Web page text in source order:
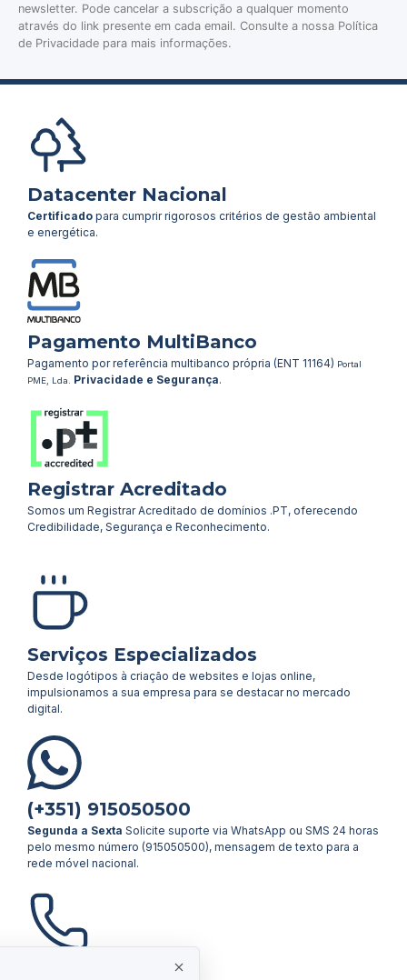
newsletter. Pode cancelar a subscrição a qualquer momento
através do link presente em cada email. Consulte a nossa Política
de Privacidade para mais informações.
Datacenter Nacional
Certificado para cumprir rigorosos critérios de gestão ambiental
e energética.
Pagamento MultiBanco
Pagamento por referência multibanco própria (ENT 11164) Portal
PME, Lda.
Privacidade e Segurança.
Registrar Acreditado
Somos um Registrar Acreditado de domínios .PT, oferecendo
Credibilidade, Segurança e Reconhecimento.
Serviços Especializados
Desde logótipos à criação de websites e lojas online,
impulsionamos a sua empresa para se destacar no mercado
digital.
(+351) 915050500
Segunda a Sexta Solicite suporte via WhatsApp ou SMS 24 horas
pelo mesmo número (915050500), mensagem de texto para a
rede móvel nacional.
(+351) 217158770